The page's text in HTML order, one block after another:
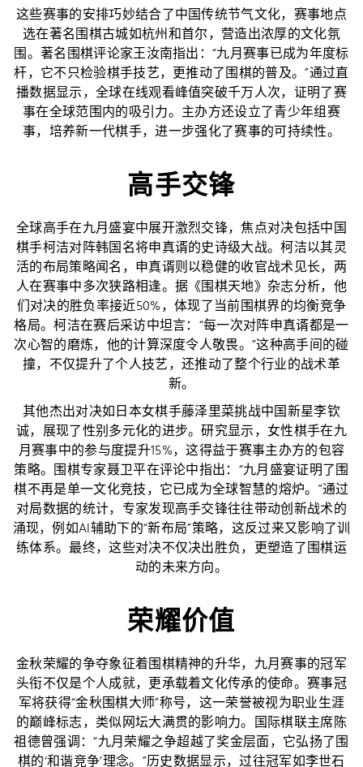
这些赛事的安排巧妙结合了中国传统节气文化，赛事地点
选在著名围棋古城如杭州和首尔，营造出浓厚的文化氛
围。著名围棋评论家王汝南指出：“九月赛事已成为年度标
杆，它不只检验棋手技艺，更推动了围棋的普及。”通过直
播数据显示，全球在线观看峰值突破千万人次，证明了赛
事在全球范围内的吸引力。主办方还设立了青少年组赛
事，培养新一代棋手，进一步强化了赛事的可持续性。
高手交锋
全球高手在九月盛宴中展开激烈交锋，焦点对决包括中国
棋手柯洁对阵韩国名将申真谞的史诗级大战。柯洁以其灵
活的布局策略闻名，申真谞则以稳健的收官战术见长，两
人在赛事中多次狭路相逢。据《围棋天地》杂志分析，他
们对决的胜负率接近50%，体现了当前围棋界的均衡竞争
格局。柯洁在赛后采访中坦言：“每一次对阵申真谞都是一
次心智的磨炼，他的计算深度令人敬畏。”这种高手间的碰
撞，不仅提升了个人技艺，还推动了整个行业的战术革
新。
其他杰出对决如日本女棋手藤泽里菜挑战中国新星李钦
诚，展现了性别多元化的进步。研究显示，女性棋手在九
月赛事中的参与度提升15%，这得益于赛事主办方的包容
策略。围棋专家聂卫平在评论中指出：“九月盛宴证明了围
棋不再是单一文化竞技，它已成为全球智慧的熔炉。”通过
对局数据的统计，专家发现高手交锋往往带动创新战术的
涌现，例如AI辅助下的“新布局”策略，这反过来又影响了训
练体系。最终，这些对决不仅决出胜负，更塑造了围棋运
动的未来方向。
荣耀价值
金秋荣耀的争夺象征着围棋精神的升华，九月赛事的冠军
头衔不仅是个人成就，更承载着文化传承的使命。赛事冠
军将获得“金秋围棋大师”称号，这一荣誉被视为职业生涯
的巅峰标志，类似网坛大满贯的影响力。国际棋联主席陈
祖德曾强调：“九月荣耀之争超越了奖金层面，它弘扬了围
棋的‘和谐竞争’理念。”历史数据显示，过往冠军如李世石